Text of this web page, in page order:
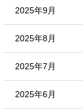
2025年9月
2025年8月
2025年7月
2025年6月